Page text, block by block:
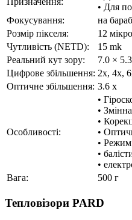
• Для
Фокусування:
на
Розмір пікселя:
12
Чутливість (NETD):
15 mk
Реальний кут зору:
7.0 ×
Цифрове збільшення: 2х, 4х,
Оптичне збільшення: 3.6 x
Особливості:
•
•
•
•
• Режим
•
•
Вага:
500 г
Тепловізори PARD